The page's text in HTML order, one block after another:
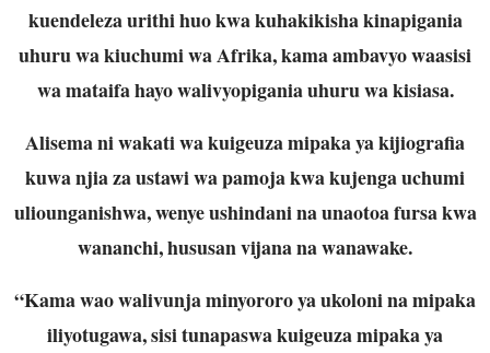
kuendeleza urithi huo kwa kuhakikisha kinapigania
uhuru wa kiuchumi wa Afrika, kama ambavyo waasisi
wa mataifa hayo walivyopigania uhuru wa kisiasa.
Alisema ni wakati wa kuigeuza mipaka ya kijiografia
kuwa njia za ustawi wa pamoja kwa kujenga uchumi
uliounganishwa, wenye ushindani na unaotoa fursa kwa
wananchi, hususan vijana na wanawake.
“Kama wao walivunja minyororo ya ukoloni na mipaka
iliyotugawa, sisi tunapaswa kuigeuza mipaka ya